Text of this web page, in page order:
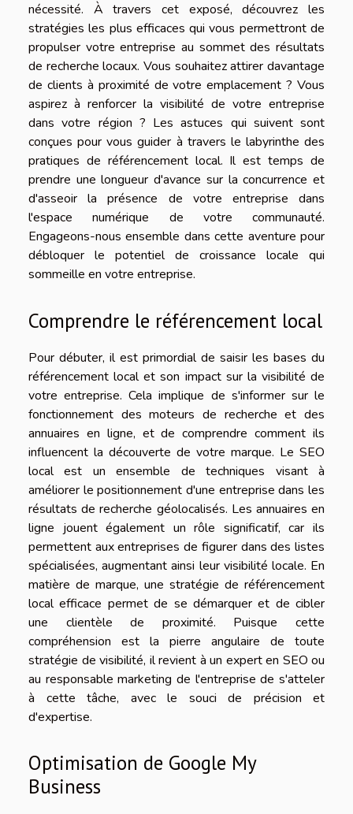
nécessité. À travers cet exposé, découvrez les
stratégies les plus efficaces qui vous permettront de
propulser votre entreprise au sommet des résultats
de recherche locaux. Vous souhaitez attirer davantage
de clients à proximité de votre emplacement ? Vous
aspirez à renforcer la visibilité de votre entreprise
dans votre région ? Les astuces qui suivent sont
conçues pour vous guider à travers le labyrinthe des
pratiques de référencement local. Il est temps de
prendre une longueur d'avance sur la concurrence et
d'asseoir la présence de votre entreprise dans
l'espace numérique de votre communauté.
Engageons-nous ensemble dans cette aventure pour
débloquer le potentiel de croissance locale qui
sommeille en votre entreprise.
Comprendre le référencement local
Pour débuter, il est primordial de saisir les bases du
référencement local et son impact sur la visibilité de
votre entreprise. Cela implique de s'informer sur le
fonctionnement des moteurs de recherche et des
annuaires en ligne, et de comprendre comment ils
influencent la découverte de votre marque. Le SEO
local est un ensemble de techniques visant à
améliorer le positionnement d'une entreprise dans les
résultats de recherche géolocalisés. Les annuaires en
ligne jouent également un rôle significatif, car ils
permettent aux entreprises de figurer dans des listes
spécialisées, augmentant ainsi leur visibilité locale. En
matière de marque, une stratégie de référencement
local efficace permet de se démarquer et de cibler
une clientèle de proximité. Puisque cette
compréhension est la pierre angulaire de toute
stratégie de visibilité, il revient à un expert en SEO ou
au responsable marketing de l'entreprise de s'atteler
à cette tâche, avec le souci de précision et
d'expertise.
Optimisation de Google My
Business